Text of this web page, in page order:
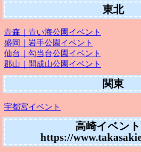
東北
青森｜青い海公園イベント
盛岡｜岩手公園イベント
仙台｜勾当台公園イベント
郡山｜開成山公園イベント
関東
宇都宮イベント
高崎イベント
https://